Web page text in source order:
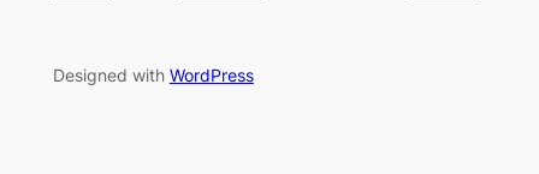
Designed with WordPress